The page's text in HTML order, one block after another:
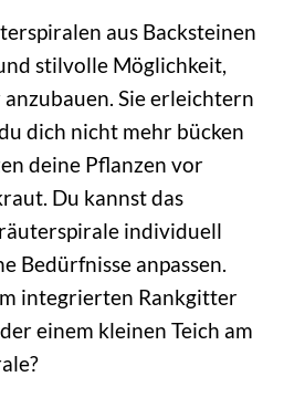
aus Backsteinen
stilvolle Möglichkeit,
Sie erleichtern
dich nicht mehr bücken
deine Pflanzen vor
Du kannst das
individuell
Bedürfnisse anpassen.
integrierten Rankgitter
einem kleinen Teich am